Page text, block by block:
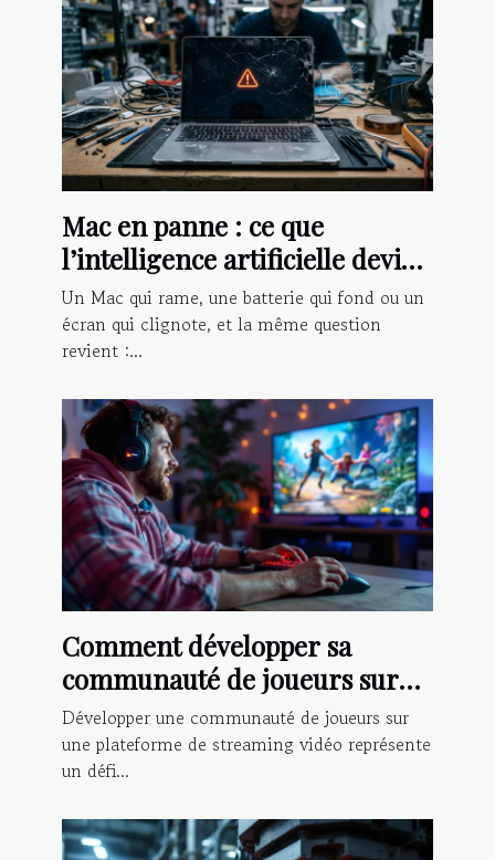
Mac en panne : ce que
l’intelligence artificielle devine
avant vous
Un Mac qui rame, une batterie qui fond ou un
écran qui clignote, et la même question
revient :...
Comment développer sa
communauté de joueurs sur
une plateforme de streaming
vidéo ?
Développer une communauté de joueurs sur
une plateforme de streaming vidéo représente
un défi...